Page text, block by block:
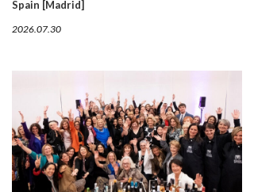
Spain [Madrid]
2026.07.30